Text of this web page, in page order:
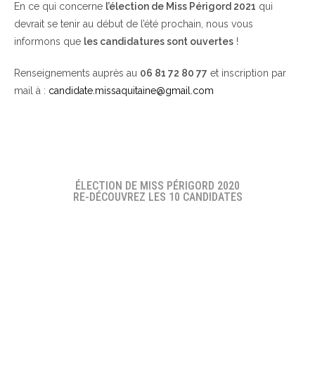
En ce qui concerne l’élection de Miss Périgord 2021 qui
devrait se tenir au début de l’été prochain, nous vous
informons que les candidatures sont ouvertes !
Renseignements auprès au 06 81 72 80 77 et inscription par
mail à : candidate.missaquitaine@gmail.com
ÉLECTION DE MISS PÉRIGORD 2020
RE-DÉCOUVREZ LES 10 CANDIDATES